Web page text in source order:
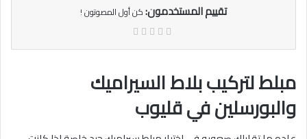
تقييم المستخدمون:كن أول المصوتون !
مبلط لتركيب بلاط السيراميك
والبورسلين في قليوب